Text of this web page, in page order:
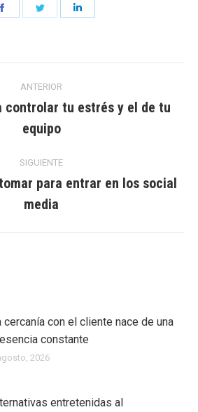
Share
ANTERIOR
anterior:
controlar tu estrés y el de tu
equipo
SIGUIENTE
siguiente:
para entrar en los social
media
cercanía con el cliente nace de una
constante
2026
entretenidas al